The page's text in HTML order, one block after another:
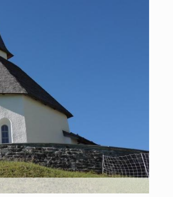
SCIENTIFICO
RUBRICHE
SOCIAL MEDIA